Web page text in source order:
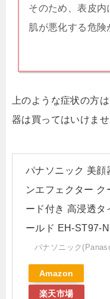
そのため、表皮内
肌が悪化する危険
上のような症状の方
器は買ってはいけませ
パナソニック 美顔
ンエフェクター ク
ード付き 高浸透タ
ールド EH-ST97-N
パナソニック
Amazon
楽天市場